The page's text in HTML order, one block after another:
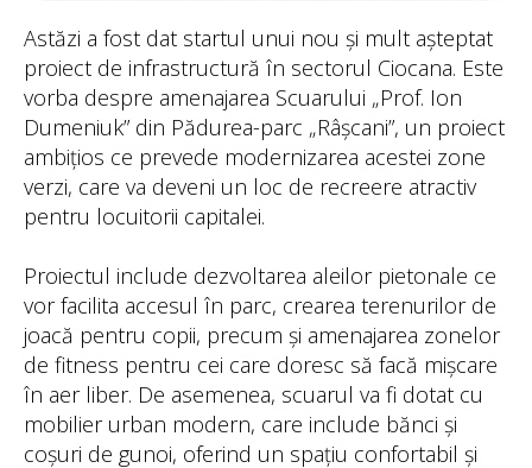
Astăzi a fost dat startul unui nou și mult așteptat
proiect de infrastructură în sectorul Ciocana. Este
vorba despre amenajarea Scuarului „Prof. Ion
Dumeniuk” din Pădurea-parc „Râșcani”, un proiect
ambițios ce prevede modernizarea acestei zone
verzi, care va deveni un loc de recreere atractiv
pentru locuitorii capitalei.
Proiectul include dezvoltarea aleilor pietonale ce
vor facilita accesul în parc, crearea terenurilor de
joacă pentru copii, precum și amenajarea zonelor
de fitness pentru cei care doresc să facă mișcare
în aer liber. De asemenea, scuarul va fi dotat cu
mobilier urban modern, care include bănci și
coșuri de gunoi, oferind un spațiu confortabil și